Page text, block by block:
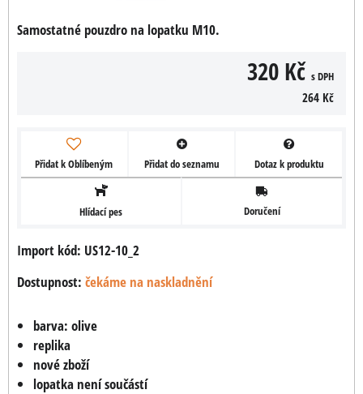
Samostatné pouzdro na lopatku M10.
320 Kč s DPH
264 Kč
Přidat k Oblíbeným Přidat do seznamu Dotaz k produktu
Hlídací pes Doručení
Import kód: US12-10_2
Dostupnost: čekáme na naskladnění
barva: olive
replika
nové zboží
lopatka není součástí